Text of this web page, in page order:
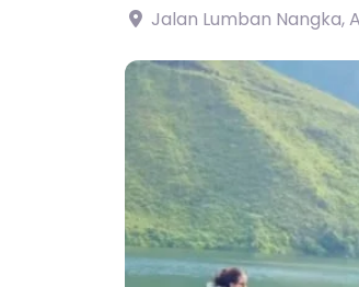
Jalan Lumban Nangka,